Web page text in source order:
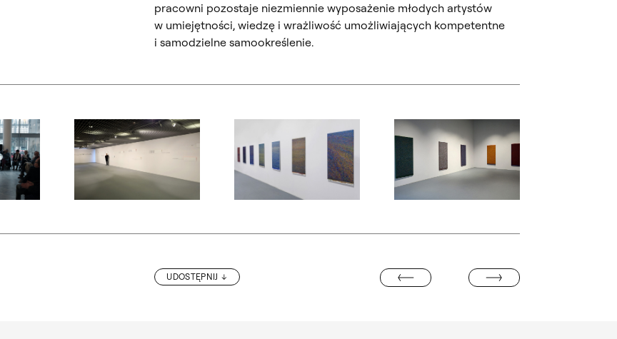
pracowni pozostaje niezmiennie wyposażenie młodych artystów
w umiejętności, wiedzę i wrażliwość umożliwiających kompetentne
i samodzielne samookreślenie.
UDOSTĘPNIJ DR MAREK KNAP
PROF. HENRYK GOSTYŃSKI